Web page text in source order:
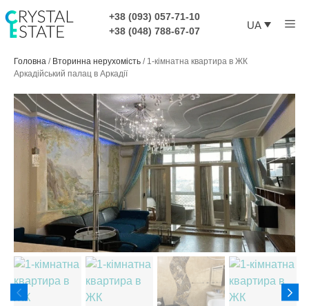
до
контенту
+38 (093) 057-71-10
+38 (048) 788-67-07
UA
Головна / Вторинна нерухомість / 1-кімнатна квартира в ЖК
Аркадійський палац в Аркадії